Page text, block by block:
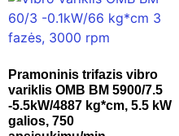
Pramoninis trifazis vibro
variklis OMB BM 5900/7.5
-5.5kW/4887 kg*cm, 5.5 kW
galios, 750